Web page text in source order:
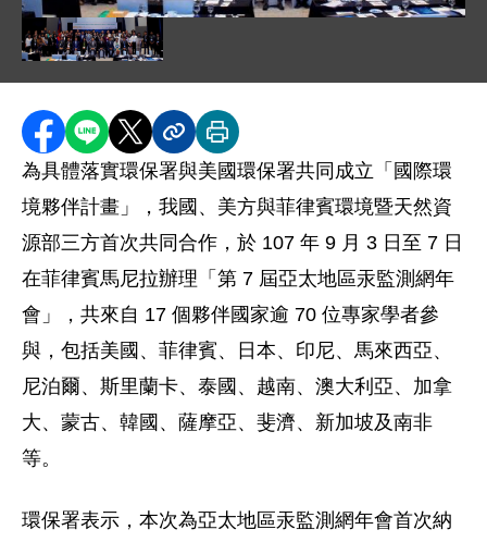
圖片說明：1070905 新聞照片 -- 年會大合照 .jpg
分享至 Facebook
分享到 LINE
分享到 X分享內容連結
列印本頁
為具體落實環保署與美國環保署共同成立「國際環
境夥伴計畫」，我國、美方與菲律賓環境暨天然資
源部三方首次共同合作，於 107 年 9 月 3 日至 7 日
在菲律賓馬尼拉辦理「第 7 屆亞太地區汞監測網年
會」，共來自 17 個夥伴國家逾 70 位專家學者參
與，包括美國、菲律賓、日本、印尼、馬來西亞、
尼泊爾、斯里蘭卡、泰國、越南、澳大利亞、加拿
大、蒙古、韓國、薩摩亞、斐濟、新加坡及南非
等。
環保署表示，本次為亞太地區汞監測網年會首次納